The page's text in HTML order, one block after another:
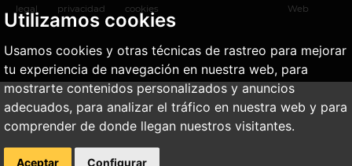
Utilizamos cookies
Usamos cookies y otras técnicas de rastreo para mejorar
tu experiencia de navegación en nuestra web, para
mostrarte contenidos personalizados y anuncios
adecuados, para analizar el tráfico en nuestra web y para
comprender de donde llegan nuestros visitantes.
Aceptar Configurar
legal
privacidad
cookies
Web